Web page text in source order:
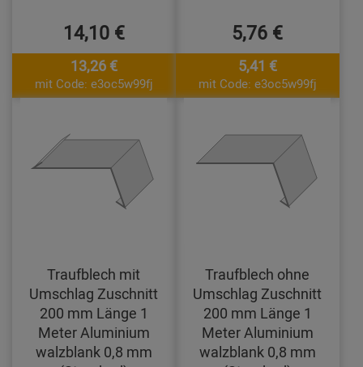
14,10 €
13,26 €
mit Code: e3oc5w99fj
5,76 €
5,41 €
mit Code: e3oc5w99fj
Traufblech mit
Umschlag Zuschnitt
200 mm Länge 1
Meter Aluminium
walzblank 0,8 mm
Traufblech ohne
Umschlag Zuschnitt
200 mm Länge 1
Meter Aluminium
walzblank 0,8 mm